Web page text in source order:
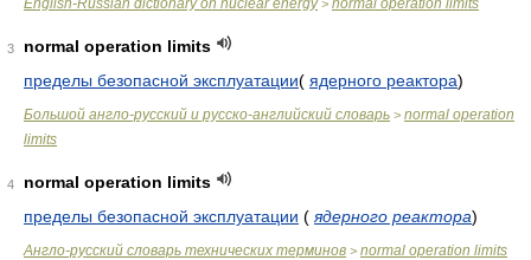
English-Russian dictionary on nuclear energy> normal operation limits
3
normal operation limits
пределы безопасной эксплуатации( ядерного реактора)
Большой англо-русский и русско-английский словарь > normal operation
limits
4
normal operation limits
пределы безопасной эксплуатации ( ядерного реактора)
Англо-русский словарь технических терминов > normal operation limits